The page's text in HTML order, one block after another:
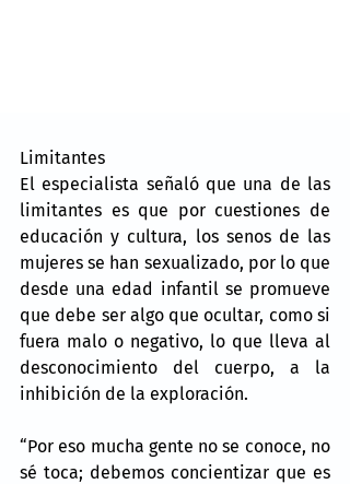
Limitantes
El especialista señaló que una de las
limitantes es que por cuestiones de
educación y cultura, los senos de las
mujeres se han sexualizado, por lo que
desde una edad infantil se promueve
que debe ser algo que ocultar, como si
fuera malo o negativo, lo que lleva al
desconocimiento del cuerpo, a la
inhibición de la exploración.
“Por eso mucha gente no se conoce, no
sé toca; debemos concientizar que es